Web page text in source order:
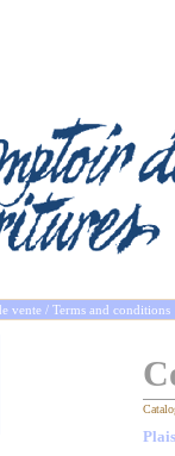
vente / Terms and conditions